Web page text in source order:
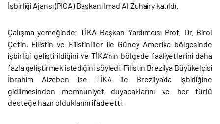
İşbirliği Ajansı (PICA) Başkanı Imad Al Zuhairy katıldı.
Çalışma yemeğinde; TİKA Başkan Yardımcısı Prof. Dr. Birol
Çetin, Filistin ve Filistinliler ile Güney Amerika bölgesinde
işbirliği geliştirildiğini ve TİKA’nın bölgede faaliyetlerini daha
fazla geliştirmek istediğini söyledi. Filistin Brezilya Büyükelçisi
İbrahim Alzeben ise TİKA ile Brezilya’da işbirliğine
gidilmesinden memnuniyet duyacaklarını ve her türlü
desteğe hazır olduklarını ifade etti.